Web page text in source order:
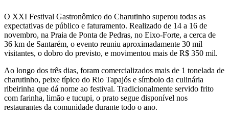
O XXI Festival Gastronômico do Charutinho superou todas as
expectativas de público e faturamento. Realizado de 14 a 16 de
novembro, na Praia de Ponta de Pedras, no Eixo-Forte, a cerca de
36 km de Santarém, o evento reuniu aproximadamente 30 mil
visitantes, o dobro do previsto, e movimentou mais de R$ 350 mil.
Ao longo dos três dias, foram comercializados mais de 1 tonelada de
charutinho, peixe típico do Rio Tapajós e símbolo da culinária
ribeirinha que dá nome ao festival. Tradicionalmente servido frito
com farinha, limão e tucupi, o prato segue disponível nos
restaurantes da comunidade durante todo o ano.